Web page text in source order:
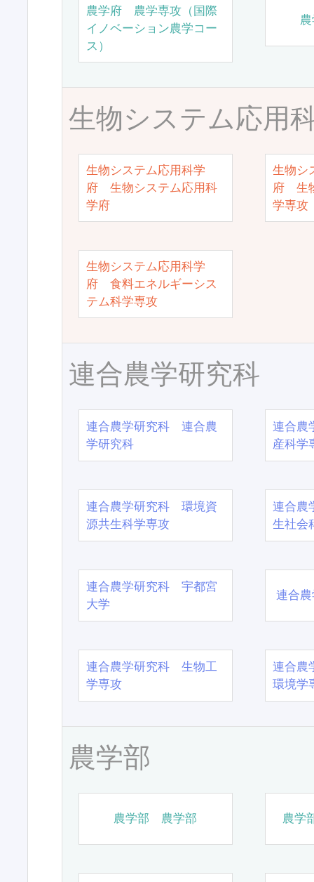
農学府 農学専攻（国際
イノベーション農学コー
ス）
生物システム応用
生物システム応用科学
府 生物システム応用科
学府
生物シ
府 生
学専攻
生物システム応用科学
府 食料エネルギーシス
テム科学専攻
連合農学研究科
連合農学研究科 連合農
学研究科
連合農
産科学
連合農学研究科 環境資
源共生科学専攻
連合農
生社会
連合農学研究科 宇都宮
大学
連合
連合農学研究科 生物工
学専攻
連合農
環境学
農学部
農学部 農学部 農学